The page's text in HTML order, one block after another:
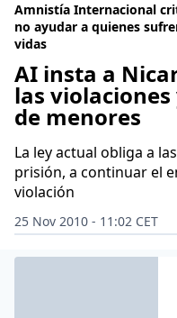
Amnistía Internacional
no ayudar a quienes
vidas
AI insta a
las
de menores
La ley actual obliga a
prisión, a continuar el
violación
25 Nov 2010 - 11:02 CET
Archivado en: SOCIEDAD